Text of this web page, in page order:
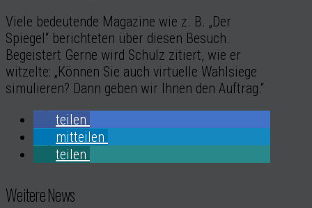
Viele bedeutende Magazine wie z. B. „Der
Spiegel“ berichteten über diesen Besuch.
Begeistert Gerne wird Schulz zitiert, wie er
witzelte: „Können Sie auch virtuelle Wahlsiege
simulieren? Dann geben wir Ihnen den Auftrag.“
teilen
mitteilen
teilen
Weitere News